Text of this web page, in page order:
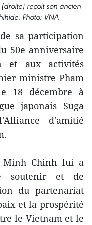
reçoit son ancien
Photo: VNA
sa participation
50e anniversaire
et aux activités
ministre Pham
18 décembre à
japonais Suga
d'amitié
Minh Chinh lui a
soutenir et de
du partenariat
et la prospérité
le Vietnam et le